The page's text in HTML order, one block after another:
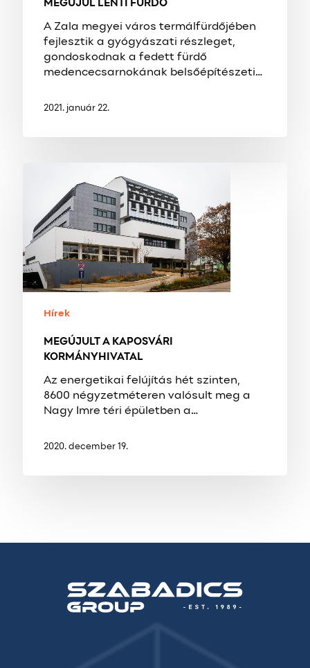
MEGÚJUL LENTI FÜRDŐ
A Zala megyei város termálfürdőjében
fejlesztik a gyógyászati részleget,
gondoskodnak a fedett fürdő
medencecsarnokának belsőépítészeti…
2021. január 22.
KAPOSVÁRI
KORMÁNYHIVATAL
Hírek
MEGÚJULT A KAPOSVÁRI
KORMÁNYHIVATAL
Az energetikai felújítás hét szinten,
8600 négyzetméteren valósult meg a
Nagy Imre téri épületben a…
2020. december 19.